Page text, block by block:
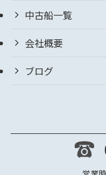
中古船一覧
会社概要
ブログ